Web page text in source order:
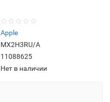
Apple
MX2H3RU/A
11088625
Нет в наличии